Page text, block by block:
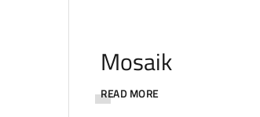
Mosaik
READ MORE